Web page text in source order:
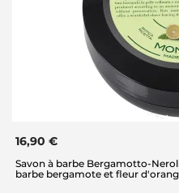
16,90 €
Savon à barbe Bergamotto-
barbe bergamote et fleur